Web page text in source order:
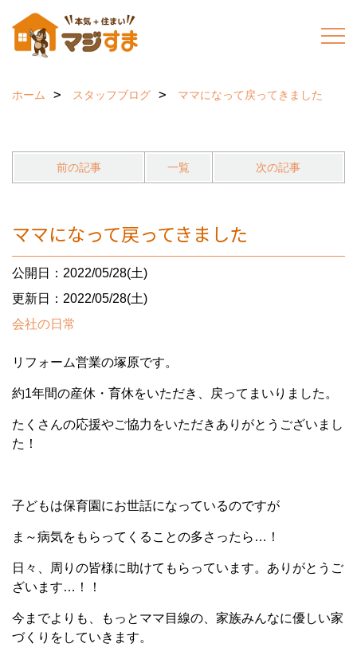
ホーム スタッフブログ ママになって戻ってきました
前の記事 一覧 次の記事
ママになって戻ってきました
公開日：2022/05/28(土)
更新日：2022/05/28(土)
会社の日常
リフォーム営業の塚原です。
約1年間の産休・育休をいただき、戻ってまいりました。
たくさんの応援やご協力をいただきありがとうございまし
た！
子どもは保育園にお世話になっているのですが
ま～病気をもらってくることの多さったら…！
日々、周りの皆様に助けてもらっています。ありがとうご
ざいます…！！
今までよりも、もっとママ目線の、家族みんなに優しい家
づくりをしていきます。